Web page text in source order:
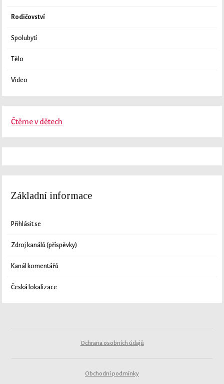
Rodičovství
Spolubytí
Tělo
Video
Čtěme v dětech
Základní informace
Přihlásit se
Zdroj kanálů (příspěvky)
Kanál komentářů
Česká lokalizace
Ochrana osobních údajů
Obchodní podmínky